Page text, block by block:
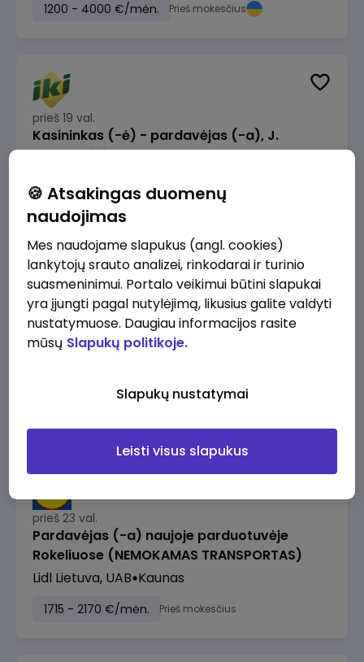
1200 - 4000 €/mėn. Prieš mokesčius
prieš 19 val.
Kasininkas (-ė) - pardavėjas (-a), J.
Basanavičiaus g. 6, Jonava
1230 - 1325 €/mėn.
prieš 23 val.
Užsakymų komplektuotojas (-a) Vilniuje
(Gariūnai)
prieš 23 val.
Pardavėjas (-a) naujoje parduotuvėje
Rokeliuose (NEMOKAMAS TRANSPORTAS)
Lidl Lietuva, UAB Kaunas
1715 - 2170 €/mėn. Prieš mokesčius
🍪 Atsakingas duomenų
naudojimas
Mes naudojame slapukus (angl. cookies)
lankytojų srauto analizei, rinkodarai ir turinio
suasmeninimui. Portalo veikimui būtini slapukai
yra įjungti pagal nutylėjimą, likusius galite valdyti
nustatymuose. Daugiau informacijos rasite
mūsų Slapukų politikoje.
Slapukų nustatymai
Leisti visus slapukus